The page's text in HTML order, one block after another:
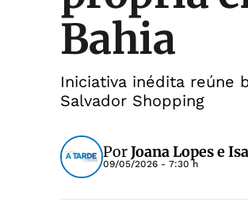
Bahia
Iniciativa inédita reúne
Salvador Shopping
PorJoana Lopes e
09/05/2026 - 7:30 h